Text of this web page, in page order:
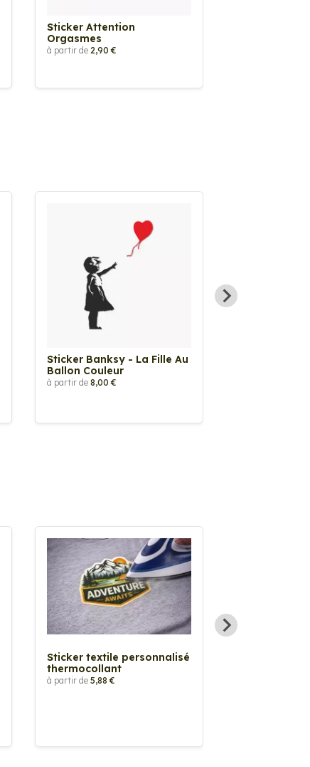
Sticker Attention
Orgasmes
à partir de 2,90 €
Sticker Banksy - La Fille Au
Ballon Couleur
à partir de 8,00 €
Sticker textile personnalisé
thermocollant
à partir de 5,88 €